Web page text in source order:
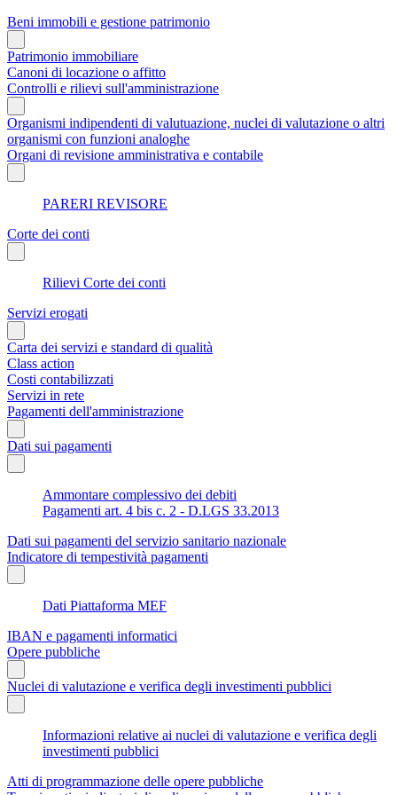
Beni immobili e gestione patrimonio
Patrimonio immobiliare
Canoni di locazione o affitto
Controlli e rilievi sull'amministrazione
Organismi indipendenti di valutuazione, nuclei di valutazione o altri
organismi con funzioni analoghe
Organi di revisione amministrativa e contabile
PARERI REVISORE
Corte dei conti
Rilievi Corte dei conti
Servizi erogati
Carta dei servizi e standard di qualità
Class action
Costi contabilizzati
Servizi in rete
Pagamenti dell'amministrazione
Dati sui pagamenti
Ammontare complessivo dei debiti
Pagamenti art. 4 bis c. 2 - D.LGS 33.2013
Dati sui pagamenti del servizio sanitario nazionale
Indicatore di tempestività pagamenti
Dati Piattaforma MEF
IBAN e pagamenti informatici
Opere pubbliche
Nuclei di valutazione e verifica degli investimenti pubblici
Informazioni relative ai nuclei di valutazione e verifica degli
investimenti pubblici
Atti di programmazione delle opere pubbliche